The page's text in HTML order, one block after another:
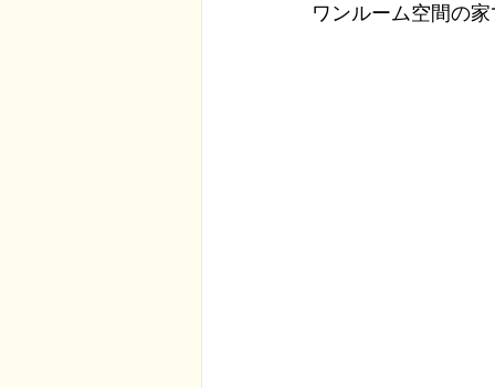
ワンルーム空間の